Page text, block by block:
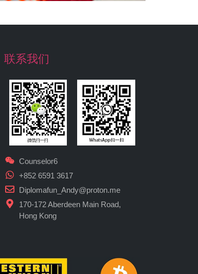
联系我们
Counselor6
+852 6591 3617
Diplomafun_Andy@proton.me
170-172 Aberdeen Main Road,
Hong Kong